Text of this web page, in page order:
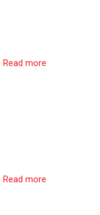
Read more
Read more